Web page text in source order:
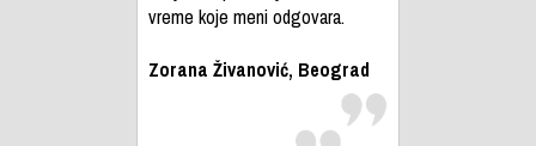
vreme koje meni odgovara.
Zorana Živanović, Beograd